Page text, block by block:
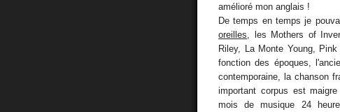
amélioré mon anglais !
De temps en temps je
oreilles , les Mothers of
Riley, La Monte Young,
fonction des époques,
contemporaine, la chanson
important corpus est
mois de musique 24